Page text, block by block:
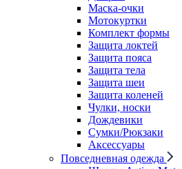
Маска-очки
Мотокуртки
Комплект формы
Защита локтей
Защита пояса
Защита тела
Защита шеи
Защита коленей
Чулки, носки
Дождевики
Сумки/Рюкзаки
Аксессуары
Повседневная одежда